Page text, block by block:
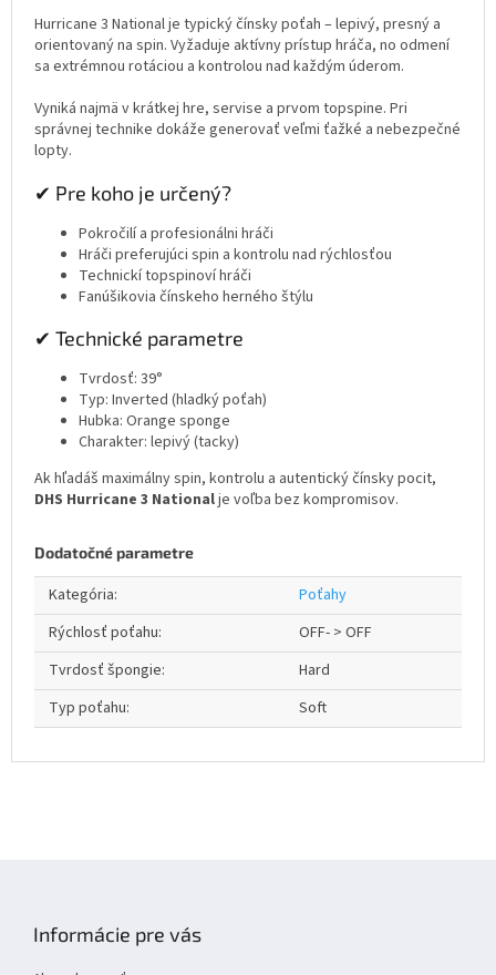
Hurricane 3 National je typický čínsky poťah – lepivý, presný a
orientovaný na spin. Vyžaduje aktívny prístup hráča, no odmení
sa extrémnou rotáciou a kontrolou nad každým úderom.
Vyniká najmä v krátkej hre, servise a prvom topspine. Pri
správnej technike dokáže generovať veľmi ťažké a nebezpečné
lopty.
✔ Pre koho je určený?
Pokročilí a profesionálni hráči
Hráči preferujúci spin a kontrolu nad rýchlosťou
Technickí topspinoví hráči
Fanúšikovia čínskeho herného štýlu
✔ Technické parametre
Tvrdosť: 39°
Typ: Inverted (hladký poťah)
Hubka: Orange sponge
Charakter: lepivý (tacky)
Ak hľadáš maximálny spin, kontrolu a autentický čínsky pocit,
DHS Hurricane 3 Nationalje voľba bez kompromisov.
Dodatočné parametre
Kategória:
Poťahy
Rýchlosť poťahu:
OFF- > OFF
Tvrdosť špongie:
Hard
Typ poťahu: Soft
Informácie pre vás